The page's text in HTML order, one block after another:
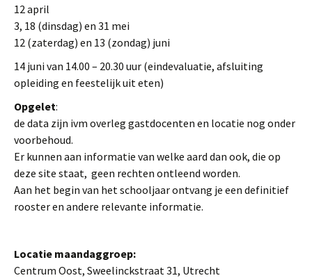
12 april
3, 18 (dinsdag) en 31 mei
12 (zaterdag) en 13 (zondag) juni
14 juni van 14.00 – 20.30 uur (eindevaluatie, afsluiting
opleiding en feestelijk uit eten)
Opgelet:
de data zijn ivm overleg gastdocenten en locatie nog onder
voorbehoud.
Er kunnen aan informatie van welke aard dan ook, die op
deze site staat, geen rechten ontleend worden.
Aan het begin van het schooljaar ontvang je een definitief
rooster en andere relevante informatie.
Locatie maandaggroep:
Centrum Oost, Sweelinckstraat 31, Utrecht